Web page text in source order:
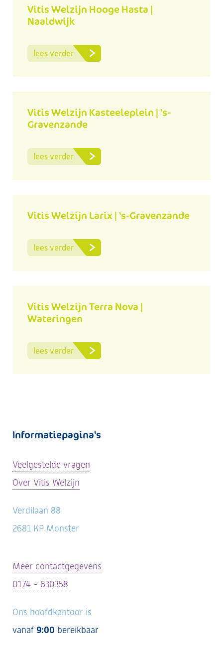
Vitis Welzijn Hooge Hasta |
Naaldwijk
lees verder
Vitis Welzijn Kasteeleplein | 's-
Gravenzande
lees verder
Vitis Welzijn Larix | 's-Gravenzande
lees verder
Vitis Welzijn Terra Nova |
Wateringen
lees verder
Informatiepagina's
Veelgestelde vragen
Over Vitis Welzijn
Verdilaan 88
2681 KP Monster
Meer contactgegevens
0174 - 630358
Ons hoofdkantoor is
vanaf 9:00 bereikbaar